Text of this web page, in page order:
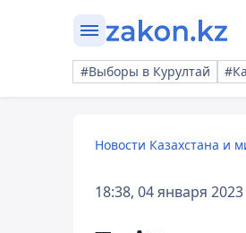
#Выборы в Курултай
Новости Казахстана и
18:38, 04 января 2023